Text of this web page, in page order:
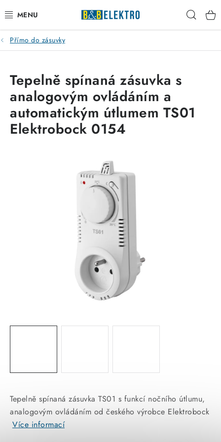
na
obsah
Reklamace / Vrácení zboží
Kontakty
VYTÁPĚNÍ
OHŘÍVAČE VODY
SVÍTIDLA domovní
LED osvětlení
SVÍTIDLA interiérová
Přímo do zásuvky
Tepelně spínaná zásuvka TS01 s funkcí nočního útlumu,
analogovým ovládáním od českého výrobce Elektrobock
Více informací
Tepelně spínaná zásuvka s
analogovým ovládáním a
automatickým útlumem TS01
Elektrobock 0154